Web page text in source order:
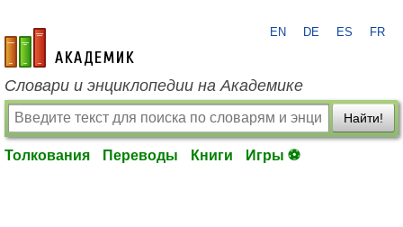
academic.ru
EN DE ES FR
Словари и энциклопедии на Академике
Найти!
Толкования Переводы Книги Игры ⚽